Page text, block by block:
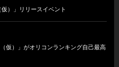
）」リリースイベント
仮）」がオリコンランキング自己最高